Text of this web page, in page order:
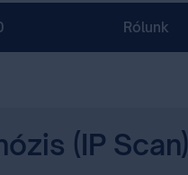
Rólunk
(IP Scan)